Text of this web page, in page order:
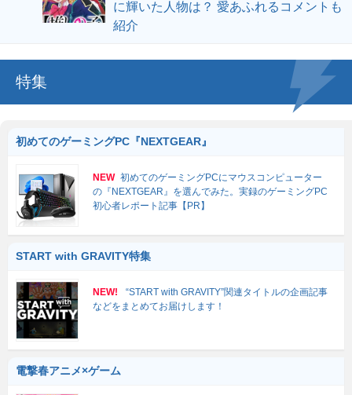
に輝いた人物は？ 愛あふれるコメントも
紹介
特集
初めてのゲーミングPC『NEXTGEAR』
NEW 初めてのゲーミングPCにマウスコンピューター
の『NEXTGEAR』を選んでみた。実録のゲーミングPC
初心者レポート記事【PR】
START with GRAVITY特集
NEW!
“START with GRAVITY”関連タイトルの企画記事
などをまとめてお届けします！
電撃春アニメ×ゲーム